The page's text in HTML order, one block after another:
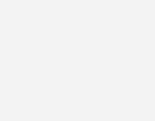
Problem mit dem
Sie regelmäßig von uns
und Neuigkeiten, gebündelt und